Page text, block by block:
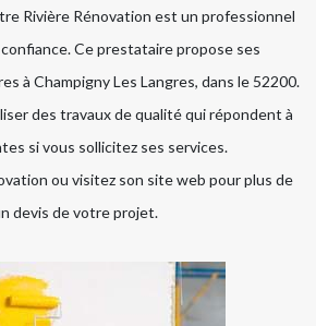
Rivière Rénovation est un professionnel
Ce prestataire propose ses
à Champigny Les Langres, dans le 52200.
des travaux de qualité qui répondent à
si vous sollicitez ses services.
ou visitez son site web pour plus de
devis de votre projet.